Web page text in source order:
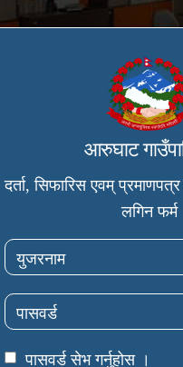
आरुघाट
दर्ता, सिफारिस एवम्
लगिन फर्म
पासवर्ड सेभ गर्नुहोस ।